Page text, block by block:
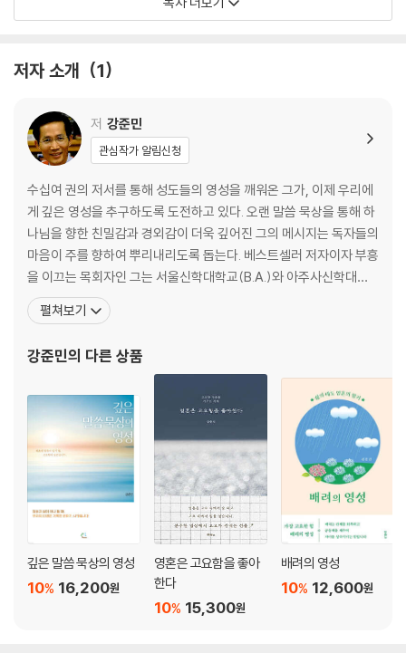
Day 01 내부지향적인 삶 추구하기
Day 03 근본적인 마음의 개혁
Day 04 농부의 마음으로 내면 가꾸기
Day 05 예배는 생명이다
3주 내면의 변화를 위한 말씀 묵상
Day 01 생각의 중요성 깨닫기
Day 02 생각은 우리의 미래를 결정한다
Day 03 행복은 우리의 생각에 달렸다
Day 04 지혜는 계속 자라야 한다
Day 01 훈련을 통해 탁월함 얻기
Day 02 풍요로운 삶을 위한 훈련
Day 03 영적 훈련의 필수 코스, 광야 학교 1
Day 04 영적 훈련의 필수 코스, 광야 학교 2
Day 05 영적 훈련의 필수 코스, 광야 학교 3
5주 열매 맺는 영성
Day 01 하나님은 열매를 찾으신다
저자 소개 1
저 강준민
관심작가 알림신청
수십여 권의 저서를 통해 성도들의 영성을 깨워온 그가, 이제 우리에
게 깊은 영성을 추구하도록 도전하고 있다. 오랜 말씀 묵상을 통해 하
나님을 향한 친밀감과 경외감이 더욱 깊어진 그의 메시지는 독자들의
마음이 주를 향하여 뿌리내리도록 돕는다. 베스트셀러 저자이자 부흥
을 이끄는 목회자인 그는 서울신학대학교(B.A.)와 아주사신학대학
원(Azusa Pacific University, M.A./M.Div.), 탈봇신학교(Talbot
Theological Seminary, Th.M.)에서 학위를 받았다. 미국 LA 소재
섬기고
펼쳐보기
강준민의 다른 상품
깊은 말씀 묵상의 영성
16,200원
10%
영혼은 고요함을 좋아
한다
15,300원
10%
배려의 영성
12,600원
10%